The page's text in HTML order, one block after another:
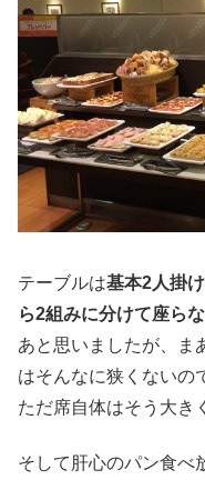
テーブルは基本2人掛
ら2組みに分けて座ら
あと思いましたが、ま
はそんなに狭くないの
ただ席自体はそう大き
そして肝心のパン食べ